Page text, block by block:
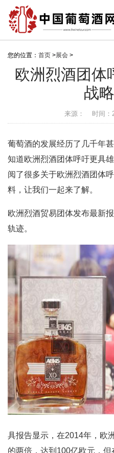
您的位置： 首页 >展会 >
欧洲烈酒团体
战
来源： 时间：
葡萄酒的发展经历了几千年
知道欧洲烈酒团体呼吁更具
阅了很多关于欧洲烈酒团体
料，让我们一起来了解。
欧洲烈酒贸易团体发布最新
轨迹。
具报告显示，在2014年，欧
的两倍，达到100亿欧元，